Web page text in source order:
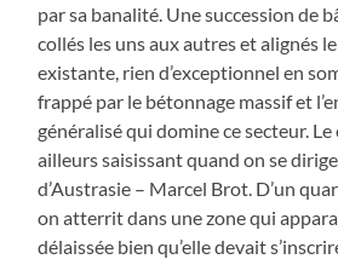
par sa banalité. Une succession de
collés les uns aux autres et alignés
existante, rien d’exceptionnel en
frappé par le bétonnage massif et
généralisé qui domine ce secteur.
ailleurs saisissant quand on se
d’Austrasie – Marcel Brot. D’un
on atterrit dans une zone qui
délaissée bien qu’elle devait